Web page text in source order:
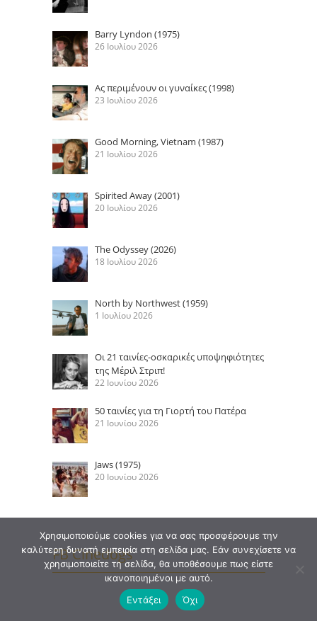
Barry Lyndon (1975)
26 Ιουλίου 2026
Ας περιμένουν οι γυναίκες (1998)
23 Ιουλίου 2026
Good Morning, Vietnam (1987)
21 Ιουλίου 2026
Spirited Away (2001)
20 Ιουλίου 2026
The Odyssey (2026)
18 Ιουλίου 2026
North by Northwest (1959)
1 Ιουλίου 2026
Οι 21 ταινίες-οσκαρικές υποψηφιότητες
της Μέριλ Στριπ!
22 Ιουνίου 2026
50 ταινίες για τη Γιορτή του Πατέρα
21 Ιουνίου 2026
Jaws (1975)
20 Ιουνίου 2026
FB Cinedogs
Χρησιμοποιούμε cookies για να σας προσφέρουμε την
καλύτερη δυνατή εμπειρία στη σελίδα μας. Εάν συνεχίσετε να
χρησιμοποιείτε τη σελίδα, θα υποθέσουμε πως είστε
ικανοποιημένοι με αυτό.
Εντάξει
Όχι